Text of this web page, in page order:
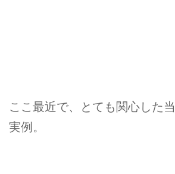
ここ最近で、とても関心した
実例。